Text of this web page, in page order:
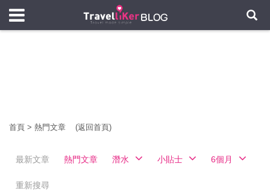
首頁 > 熱門文章 (返回首頁)
最新文章 熱門文章 潛水 小貼士 6個月
重新搜尋